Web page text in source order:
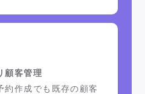
顧客管理
約作成でも既存の顧客